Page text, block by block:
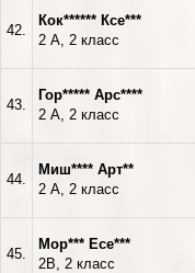
42.
Кок****** Ксе***
2 А, 2 класс
43.
Гор***** Арс****
2 А, 2 класс
44.
Миш**** Арт**
2 А, 2 класс
45.
Мор*** Есе***
2В, 2 класс